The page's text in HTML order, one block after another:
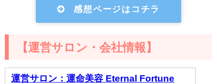
感想ページはコチラ
【運営サロン・会社情報】
運営サロン：運命美容 Eternal Fortune